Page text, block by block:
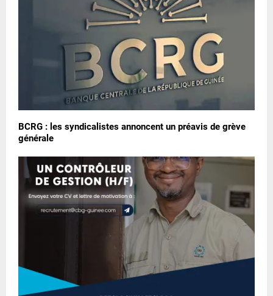
BCRG : les syndicalistes annoncent un préavis de grève
générale